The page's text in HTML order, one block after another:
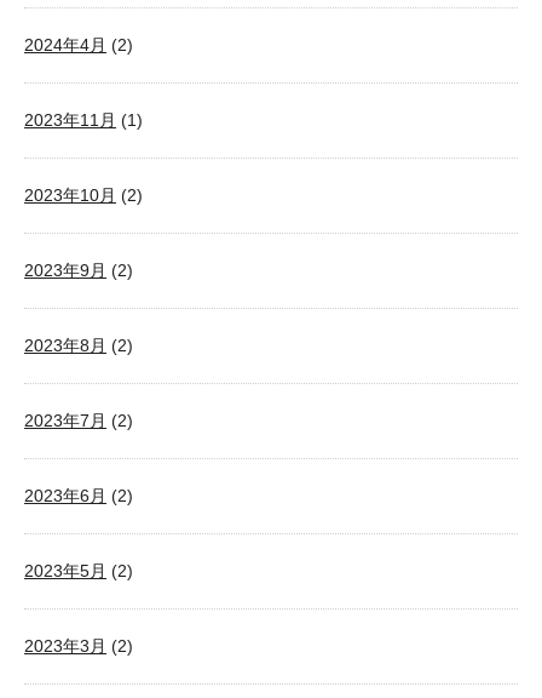
2024年4月 (2)
2023年11月 (1)
2023年10月 (2)
2023年9月 (2)
2023年8月 (2)
2023年7月 (2)
2023年6月 (2)
2023年5月 (2)
2023年3月 (2)